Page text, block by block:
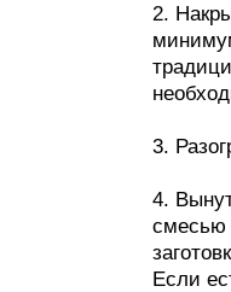
2.
3.
4.
смесью
Если